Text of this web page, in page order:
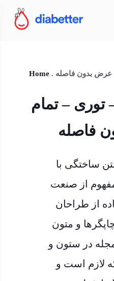
Home .
2 – توری – تمام
فاصله
ساختگی با
از صنعت
از طراحان
و متون
در ستون و
لازم است و